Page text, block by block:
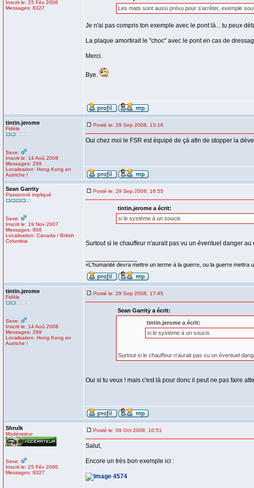
Inscrit le: 25 Fév 2006
Messages: 8327
Les mats sont aussi prévu pour s'arrêter, exemple
Je n'ai pas compris ton exemple avec le pont là... tu peux
La plaque amortirait le "choc" avec le pont en cas de
Merci.
Bye.
tintin.jerome
Fidèle
Sexe:
Inscrit le: 14 Aoû 2008
Messages: 299
Localisation: Hong Kong en
Autriche !
Posté le: 29 Sep 2008, 13:16
Oui chez moi le FSR est équipé de çà afin de stopper la
Sean Garrity
Passionné impliqué
Sexe:
Inscrit le: 19 Nov 2007
Messages: 868
Localisation: Canada / British
Columbia
Posté le: 29 Sep 2008, 16:55
tintin.jerome a écrit:
si le système à un soucis
Surtout si le chauffeur n'aurait pas vu un éventuel danger
«L'humanité devra mettre un terme à la guerre, ou la guerre mettra
tintin.jerome
Fidèle
Sexe:
Inscrit le: 14 Aoû 2008
Messages: 299
Localisation: Hong Kong en
Autriche !
Posté le: 29 Sep 2008, 17:45
Sean Garrity a écrit:
tintin.jerome a écrit:
si le système à un soucis
Surtout si le chauffeur n'aurait pas vu un éventuel
Oui si tu veux ! mais c'est là pour donc il peut ne pas faire
Shrulk
Modérateur
Sexe:
Inscrit le: 25 Fév 2006
Messages: 8327
Posté le: 09 Oct 2008, 10:51
Salut,
Encore un très bon exemple ici :